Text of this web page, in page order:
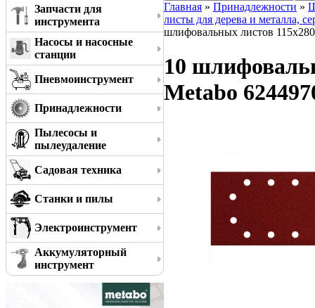
Запчасти для
инструмента
Насосы и насосные
станции
Пневмоинструмент
Принадлежности
Пылесосы и
пылеудаление
Садовая техника
Станки и пилы
Электроинструмент
Аккумуляторный
инструмент
Главная » Принадлежности »
листы для дерева и металла,
шлифовальных листов
10
Metabo